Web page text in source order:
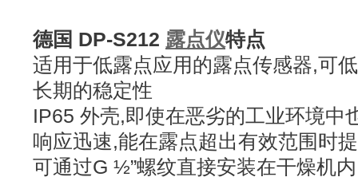
德国 DP-S212 露点仪特点
适用于低露点应用的露点传感器,可
长期的稳定性
IP65 外壳,即使在恶劣的工业环境中
响应迅速,能在露点超出有效范围时
可通过G ½”螺纹直接安装在干燥机内